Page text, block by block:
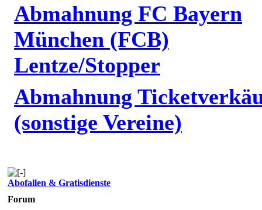
Abmahnung FC Bayern
München (FCB)
Lentze/Stopper
Abmahnung
(sonstige Vereine)
Abofallen & Gratisdienste
Forum